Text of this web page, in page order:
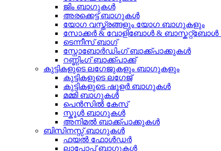
ജിം ബാഗുകൾ
അരക്കെട്ട് ബാഗുകൾ
യോഗ വസ്ത്രങ്ങളും യോഗ ബാഗുകളും
സോക്കർ & വോളിബോൾ &
ടെന്നീസ് ബാഗ്
സ്നോബോർഡിംഗ് ബാക്ക്പാക്കുകൾ
റണ്ണിംഗ് ബാക്ക്പാക്ക്
കുട്ടികളുടെ ലഗേജുകളും ബാഗുകളും
കുട്ടികളുടെ ലഗേജ്
കുട്ടികളുടെ ഷൂളർ ബാഗുകൾ
മമ്മി ബാഗുകൾ
പെൻസിൽ കേസ്
സ്കൂൾ ബാഗുകൾ
അനിമൽ ബാക്ക്പാക്കുകൾ
ബിസിനസ്സ് ബാഗുകൾ
ഫയൽ ഫോൾഡർ
ലാപ്ടോപ്പ് ബാഗുകൾ